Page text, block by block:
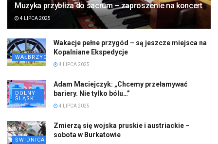
Muzyka przybliża do sacrum – zaproszenie na koncert
4 LIPCA 2025
WAŁBRZYCH
Wakacje pełne przygód – są jeszcze miejsca na
Kopalniane Ekspedycje
4 LIPCA 2025
DOLNY
ŚLĄSK
Adam Maciejczyk: „Chcemy przełamywać
bariery. Nie tylko bólu…”
4 LIPCA 2025
ŚWIDNICA
Zmierzą się wojska pruskie i austriackie –
sobota w Burkatowie